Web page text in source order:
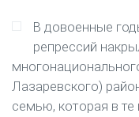
В довоенные
репрессий
Лазаревского)
семью, которая в